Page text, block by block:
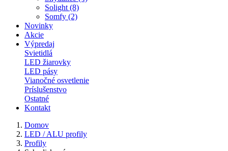
Solight (8)
Somfy (2)
Novinky
Akcie
Výpredaj
Svietidlá
LED žiarovky
LED pásy
Vianočné osvetlenie
Príslušenstvo
Ostatné
Kontakt
Domov
LED / ALU profily
Profily